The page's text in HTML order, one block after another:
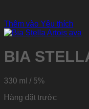
Thêm vào Yêu thích
BIA
330 ml / 5%
Hàng đặt trước